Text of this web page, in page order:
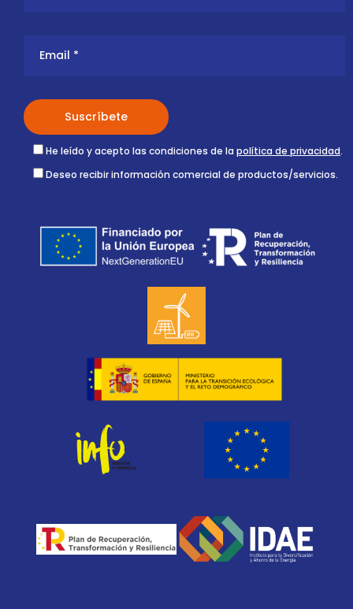
He leído y acepto las condiciones de la política de privacidad.
Deseo recibir información comercial de productos/servicios.